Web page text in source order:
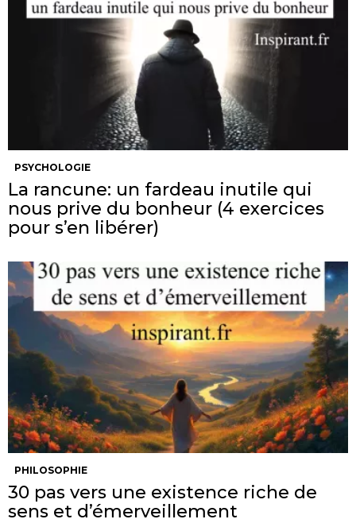
PSYCHOLOGIE
La rancune: un fardeau inutile qui
nous prive du bonheur (4 exercices
pour s’en libérer)
PHILOSOPHIE
30 pas vers une existence riche de
sens et d’émerveillement